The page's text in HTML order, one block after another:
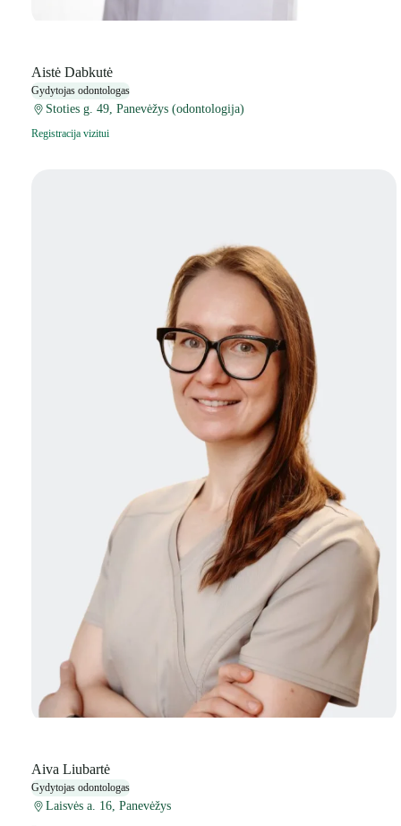
Aistė Dabkutė
Gydytojas odontologas
Stoties g. 49, Panevėžys (odontologija)
Registracija vizitui
Aiva Liubartė
Gydytojas odontologas
Laisvės a. 16, Panevėžys